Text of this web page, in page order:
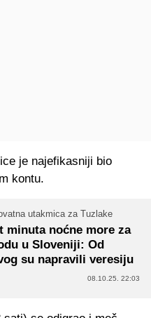
je najefikasniji bio
kontu.
utakmica za Tuzlake
minuta noćne more za
u Sloveniji: Od
su napravili veresiju
08.10.25. 22:03